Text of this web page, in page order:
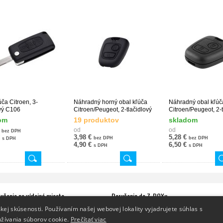
Citroen, 3-
C106
bez DPH
s DPH
Náhradný horný obal kľúča
Citroen/Peugeot, 2-tlačidlový
19 produktov
od
3,98 € bez DPH
4,90 € s DPH
Náhradný obal
Citroen/Peugeot,
skladom
od
5,28 € bez DPH
6,50 € s DPH
na výdajné miesto
miest Packeta.
výdajných miest
Doručenie do Z-BOXu
vám k dispozícii 24/7.
skúsenosti. Používaním našej webovej lokality vyjadrujete súhlas s
súborov cookie. Prečítať viac